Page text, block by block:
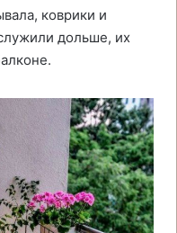
коврики и
дольше, их